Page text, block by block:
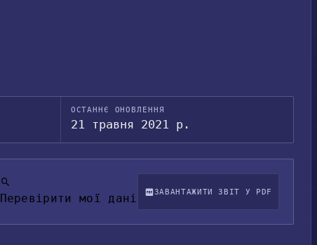
ОСТАННЄ ОНОВЛЕННЯ
21 травня 2021 р.
Перевірити мої дані ЗАВАНТАЖИТИ ЗВІТ У PDF